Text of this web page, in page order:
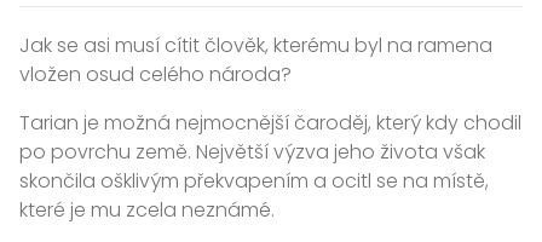
Jak se asi musí cítit člověk, kterému byl na ramena
vložen osud celého národa?
Tarian je možná nejmocnější čaroděj, který kdy chodil
po povrchu země. Největší výzva jeho života však
skončila ošklivým překvapením a ocitl se na místě,
které je mu zcela neznámé.